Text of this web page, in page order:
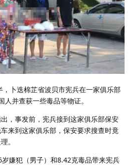
卜迭棉芷省波贝市宪兵在一家俱乐部
并查获一些毒品等物证。
，事发前，宪兵接到这家俱乐部保安
来到这家俱乐部，保安要求搜查时竟
。
嫌犯（男子）和8.42克毒品带来宪兵